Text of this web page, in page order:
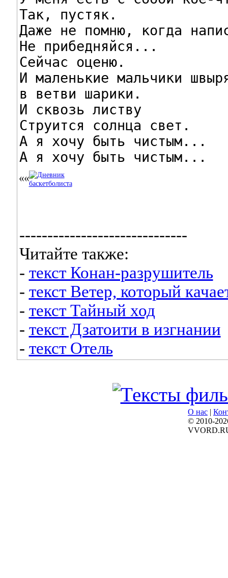
Так, пустяк.
Даже не помню, когда
Не прибедняйся...
Сейчас оценю.
И маленькие мальчики
в ветви шарики.
И сквозь листву
Струится солнца свет.
А я хочу быть чистым...
А я хочу быть чистым...
------------------------------
Читайте также:
- текст Конан-разрушитель
- текст Ветер, который
- текст Тайный ход
- текст Дзатоити в изгнании
- текст Отель
О нас |
© 2010-